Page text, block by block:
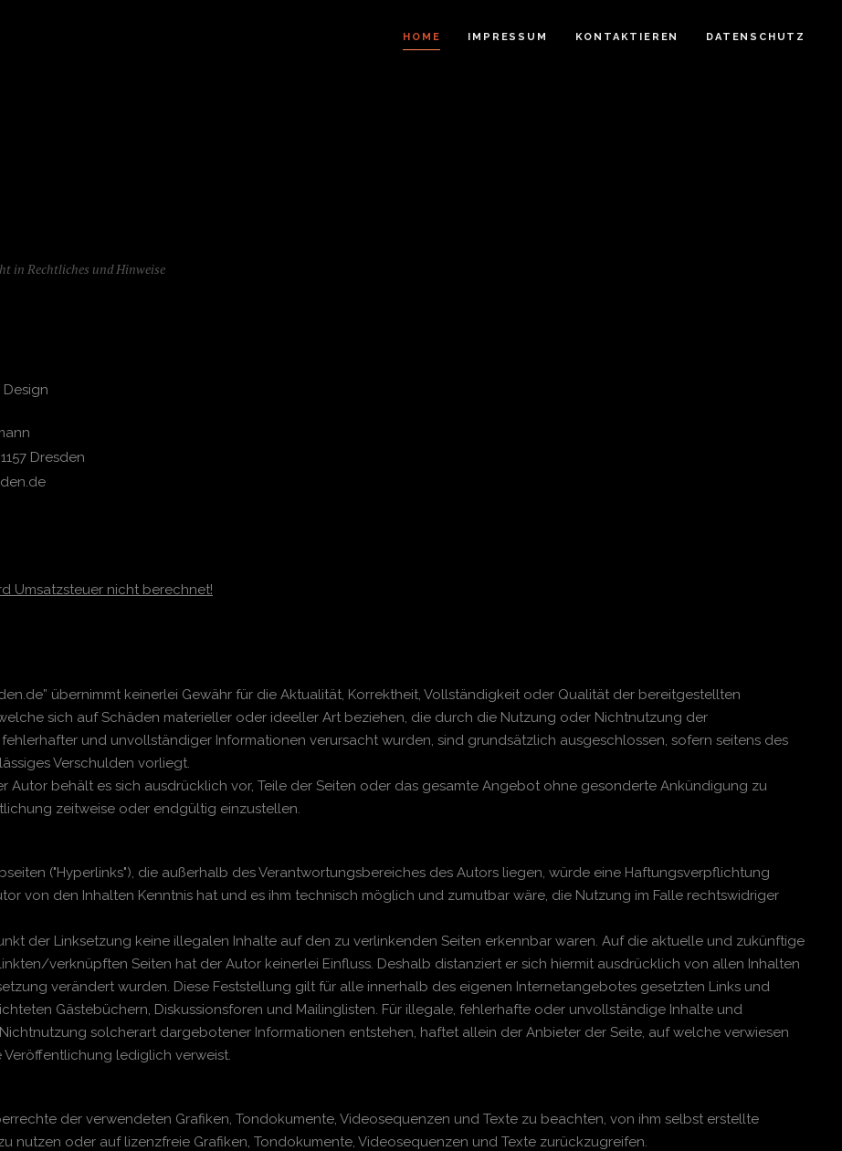
HOME IMPRESSUM KONTAKTIEREN DATENSCHUTZ
in Rechtliches und Hinweise
Design
Dresden
Umsatzsteuer nicht berechnet!
übernimmt keinerlei Gewähr für die Aktualität, Korrektheit, Vollständigkeit oder Qualität der bereitgestellten
sich auf Schäden materieller oder ideeller Art beziehen, die durch die Nutzung oder Nichtnutzung der
und unvollständiger Informationen verursacht wurden, sind grundsätzlich ausgeschlossen, sofern seitens des
Verschulden vorliegt.
behält es sich ausdrücklich vor, Teile der Seiten oder das gesamte Angebot ohne gesonderte Ankündigung zu
zeitweise oder endgültig einzustellen.
("Hyperlinks"), die außerhalb des Verantwortungsbereiches des Autors liegen, würde eine Haftungsverpflichtung
von den Inhalten Kenntnis hat und es ihm technisch möglich und zumutbar wäre, die Nutzung im Falle rechtswidriger
der Linksetzung keine illegalen Inhalte auf den zu verlinkenden Seiten erkennbar waren. Auf die aktuelle und zukünftige
verknüpften Seiten hat der Autor keinerlei Einfluss. Deshalb distanziert er sich hiermit ausdrücklich von allen Inhalten
verändert wurden. Diese Feststellung gilt für alle innerhalb des eigenen Internetangebotes gesetzten Links und
Gästebüchern, Diskussionsforen und Mailinglisten. Für illegale, fehlerhafte oder unvollständige Inhalte und
solcherart dargebotener Informationen entstehen, haftet allein der Anbieter der Seite, auf welche verwiesen
lediglich verweist.
der verwendeten Grafiken, Tondokumente, Videosequenzen und Texte zu beachten, von ihm selbst erstellte
nutzen oder auf lizenzfreie Grafiken, Tondokumente, Videosequenzen und Texte zurückzugreifen.